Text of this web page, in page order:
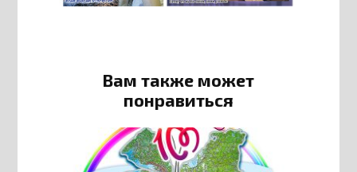
Вам также может
понравиться